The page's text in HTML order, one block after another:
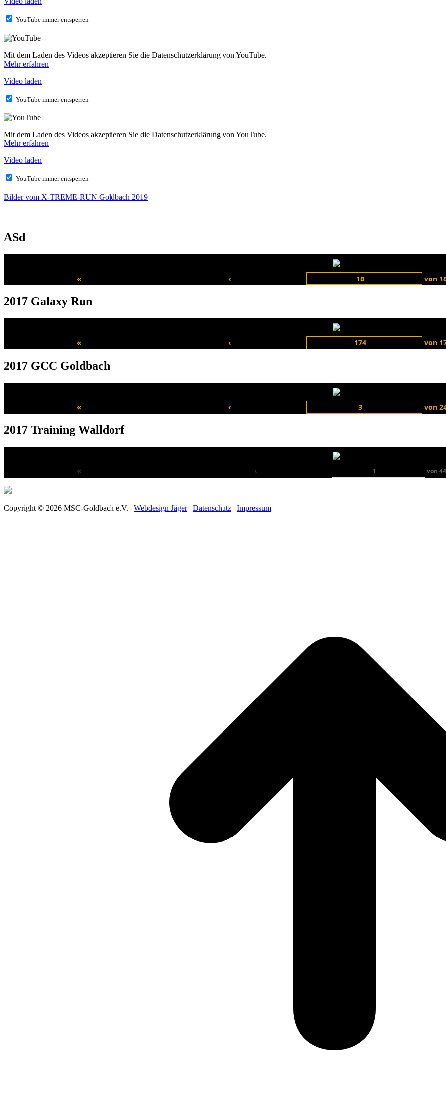
YouTube immer entsperren
Mit dem Laden des Videos akzeptieren Sie die Datenschutzerklärung von YouTube.
Mehr erfahren
Video laden
YouTube immer entsperren
Mit dem Laden des Videos akzeptieren Sie die Datenschutzerklärung von YouTube.
Mehr erfahren
Video laden
YouTube immer entsperren
Bilder vom X-TREME-RUN Goldbach 2019
ASd
« ‹ von
2017 Galaxy Run
« ‹ von
2017 GCC Goldbach
« ‹ von
2017 Training Walldorf
« ‹ von
Copyright © 2026 MSC-Goldbach e.V. | Webdesign Jäger| Datenschutz | Impressum